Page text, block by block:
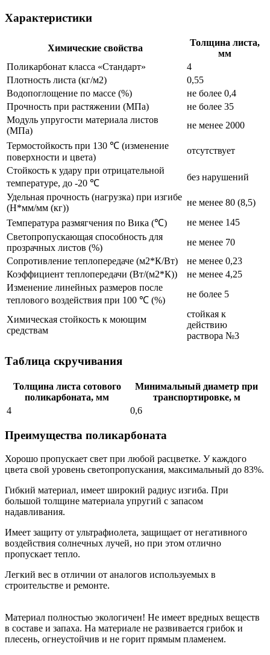
Характеристики
Химические свойства
Толщина листа,
мм
Поликарбонат класса «Стандарт»
4
Плотность листа (кг/м2)
0,55
Водопоглощение по массе (%)
не более 0,4
Прочность при растяжении (МПа)
не более 35
Модуль упругости материала листов
(МПа)
не менее 2000
Термостойкость при 130 ℃ (изменение
поверхности и цвета)
отсутствует
Стойкость к удару при отрицательной
температуре, до -20 ℃
без нарушений
Удельная прочность (нагрузка) при изгибе
(Н*мм/мм (кг))
не менее 80 (8,5)
Температура размягчения по Вика (℃)
не менее 145
Светопропускающая способность для
прозрачных листов (%)
не менее 70
Сопротивление теплопередаче (м2*К/Вт)
не менее 0,23
Коэффициент теплопередачи (Вт/(м2*К))
не менее 4,25
Изменение линейных размеров после
теплового воздействия при 100 ℃ (%)
не более 5
Химическая стойкость к моющим
средствам
стойкая к
действию
раствора №3
Таблица скручивания
Толщина листа сотового
поликарбоната, мм
Минимальный диаметр при
транспортировке, м
4
0,6
Преимущества поликарбоната
Хорошо пропускает свет при любой расцветке. У каждого
цвета свой уровень светопропускания, максимальный до 83%.
Гибкий материал, имеет широкий радиус изгиба. При
большой толщине материала упругий с запасом
надавливания.
Имеет защиту от ультрафиолета, защищает от негативного
воздействия солнечных лучей, но при этом отлично
пропускает тепло.
Легкий вес в отличии от аналогов используемых в
строительстве и ремонте.
Материал полностью экологичен! Не имеет вредных веществ
в составе и запаха. На материале не развивается грибок и
плесень, огнеустойчив и не горит прямым пламенем.